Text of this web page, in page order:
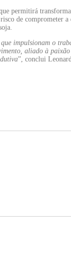
permitirá
de comprometer a
que impulsionam o
aliado à
”, conclui